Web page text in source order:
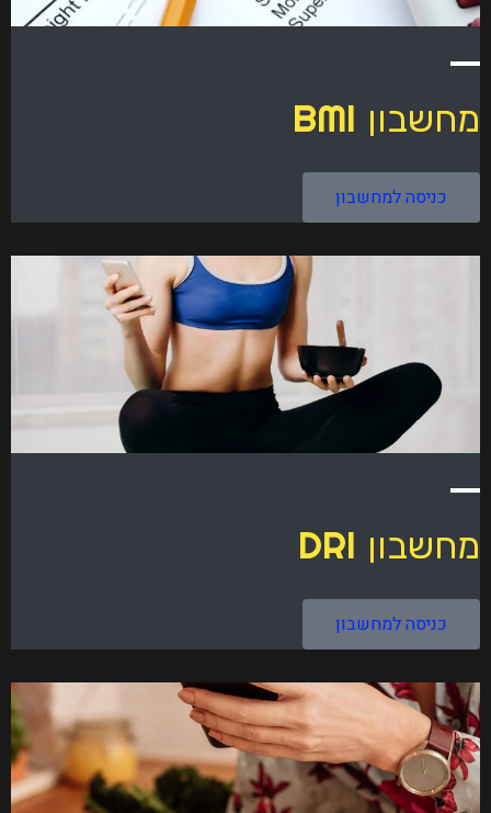
מחשבון
כניסה למחשבון
מחשבון
כניסה למחשבון